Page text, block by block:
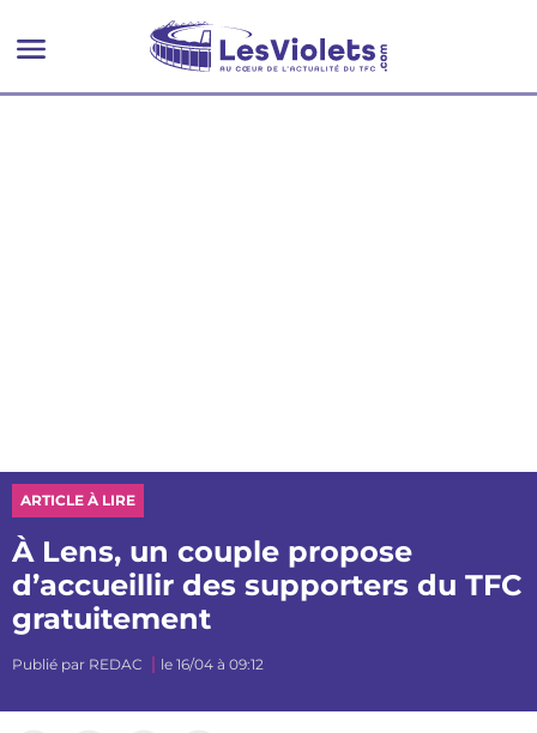
ARTICLE À LIRE
À Lens, un couple propose
d’accueillir des supporters du TFC
gratuitement
Publié par REDAC le 16/04 à 09:12